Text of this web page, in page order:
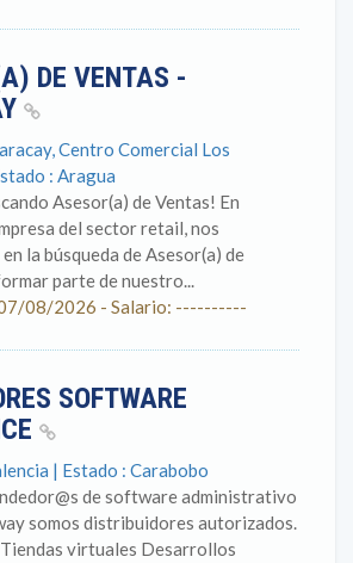
DE VENTAS -
Centro Comercial Los
: Aragua
Asesor(a) de Ventas! En
del sector retail, nos
la búsqueda de Asesor(a) de
parte de nuestro...
08/2026 - Salario: ----------
SOFTWARE
| Estado : Carabobo
de software administrativo
somos distribuidores autorizados.
virtuales Desarrollos